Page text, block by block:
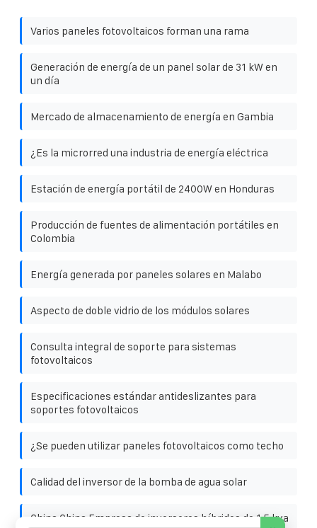
Varios paneles fotovoltaicos forman una rama
Generación de energía de un panel solar de 31 kW en
un día
Mercado de almacenamiento de energía en Gambia
¿Es la microrred una industria de energía eléctrica
Estación de energía portátil de 2400W en Honduras
Producción de fuentes de alimentación portátiles en
Colombia
Energía generada por paneles solares en Malabo
Aspecto de doble vidrio de los módulos solares
Consulta integral de soporte para sistemas
fotovoltaicos
Especificaciones estándar antideslizantes para
soportes fotovoltaicos
¿Se pueden utilizar paneles fotovoltaicos como techo
Calidad del inversor de la bomba de agua solar
China China Empresa de inversores híbridos de 1 5 kva